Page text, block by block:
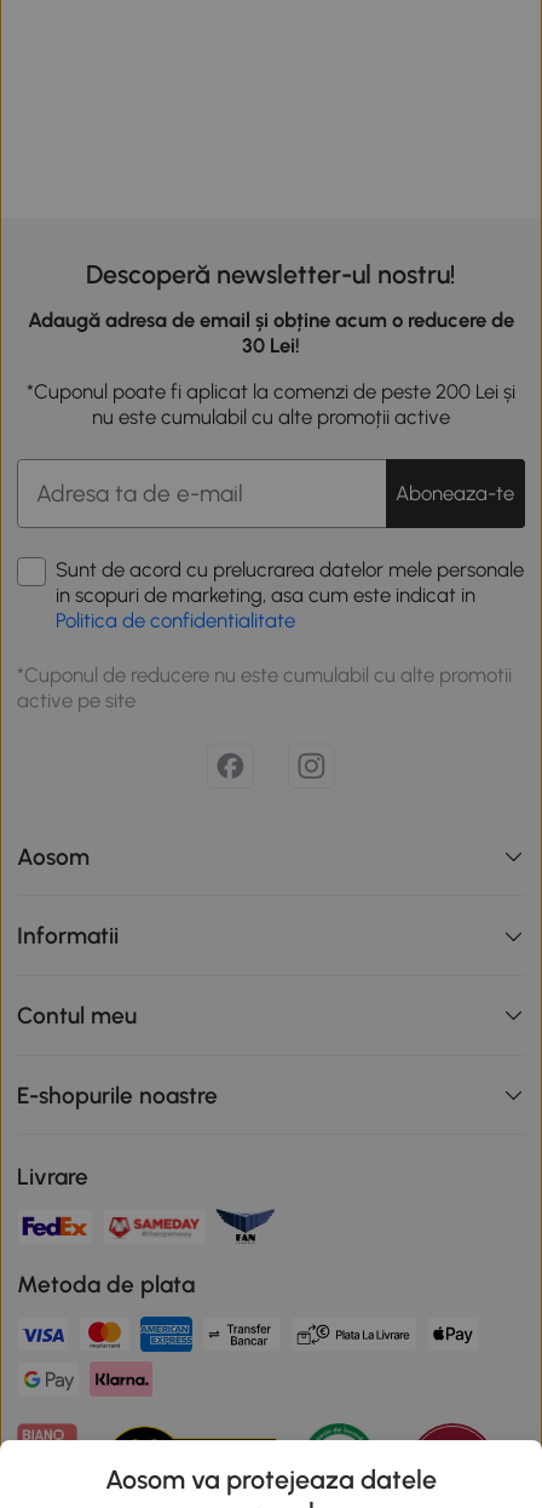
Descoperă newsletter-ul nostru!
Adaugă adresa de email și obține acum o reducere de
30 Lei!
*Cuponul poate fi aplicat la comenzi de peste 200 Lei și
nu este cumulabil cu alte promoții active
Aboneaza-te
Sunt de acord cu prelucrarea datelor mele personale
in scopuri de marketing, asa cum este indicat in
Politica de confidentialitate
*Cuponul de reducere nu este cumulabil cu alte promotii
active pe site
Aosom
Informatii
Contul meu
E-shopurile noastre
Livrare
Metoda de plata
Aosom va protejeaza datele